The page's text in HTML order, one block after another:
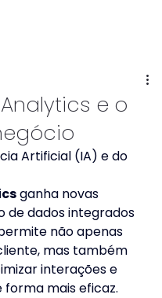
e o
Artificial (IA) e do
ganha novas
de dados integrados
não apenas
mas também
interações e
mais eficaz.